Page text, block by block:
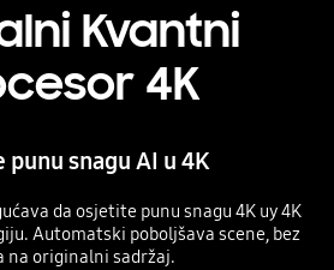
Kvantni
4K
snagu AI u 4K
da osjetite punu snagu 4K uy 4K
Automatski poboljšava scene, bez
na originalni sadržaj.